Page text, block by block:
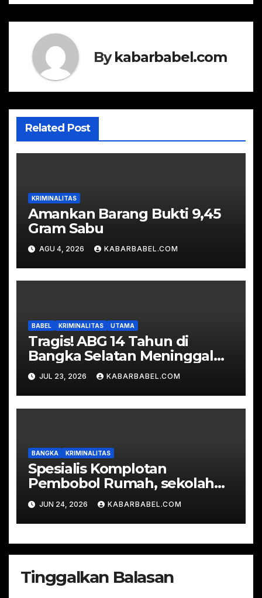
Bykabarbabel.com
Related Post
KRIMINALITAS
Amankan Barang Bukti 9,45
Gram Sabu
AGU 4, 2026 KABARBABEL.COM
BABEL KRIMINALITAS UTAMA
Tragis! ABG 14 Tahun di
Bangka Selatan Meninggal
Dunia Usai Ditusuk Pria
Dewasa
JUL 23, 2026 KABARBABEL.COM
BANGKA KRIMINALITAS
Spesialis Komplotan
Pembobol Rumah, sekolah
dan Curanmor dibekuk
Satreskrim Polres Bangka
JUN 24, 2026 KABARBABEL.COM
Tinggalkan Balasan